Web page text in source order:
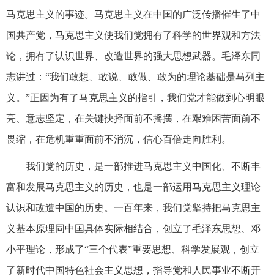
马克思主义的事迹。马克思主义在中国的广泛传播催生了中
国共产党，马克思主义使我们党拥有了科学的世界观和方法
论，拥有了认识世界、改造世界的强大思想武器。毛泽东同
志讲过：“我们敢想、敢说、敢做、敢为的理论基础是马列主
义。”正因为有了马克思主义的指引，我们党才能做到心明眼
亮、意志坚定，在关键抉择面前不摇摆，在艰难困苦面前不
畏缩，在危机重重面前不消沉，信心百倍走向胜利。
我们党的历史，是一部推进马克思主义中国化、不断丰
富和发展马克思主义的历史，也是一部运用马克思主义理论
认识和改造中国的历史。一百年来，我们党坚持把马克思主
义基本原理同中国具体实际相结合，创立了毛泽东思想、邓
小平理论，形成了“三个代表”重要思想、科学发展观，创立
了新时代中国特色社会主义思想，指导党和人民事业不断开